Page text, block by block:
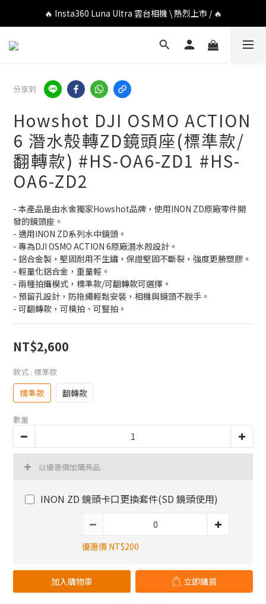
🔥 DJI OSMO POCKET 4P 口袋相機 \ 熱烈上市 / 🔥
🔥 Insta360 Luna Ultra 雲台相機 \ 熱烈上市 / 🔥
🔥 Insta360 GO Ultra Hello Kitty 聯名限定套裝 \ 時尚上市 / 🔥
分享到
Howshot DJI OSMO ACTION
6 潛水殼轉ZD鏡頭座(標準款/
翻轉款) #HS-OA6-ZD1 #HS-
OA6-ZD2
- 本產品是由水舍獨家Howshot品牌，使用INON ZD原廠零件開
發的鏡頭座。
- 適用INON ZD系列水中鏡頭。
- 專為DJI OSMO ACTION 6原廠潛水殼設計。
- 鋁合金製，堅固耐用不生鏽，保證堅固不斷裂，強度更勝塑膠。
- 輕量化鋁合金，重量輕。
- 兩種拍攝模式，標準款/可翻轉款可選擇。
- 預留孔設計，防拖繩輕鬆安裝，相機與鏡頭不脫手。
- 可翻轉款，可橫拍、可豎拍。
NT$2,600
款式 : 標準款
標準款 翻轉款
數量
以優惠價加購商品
INON ZD 鏡頭卡口更換套件(SD 鏡頭使用)
優惠價 NT$200
加入購物車 立即購買